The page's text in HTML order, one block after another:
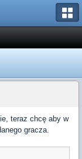
teraz chcę aby w
gracza.